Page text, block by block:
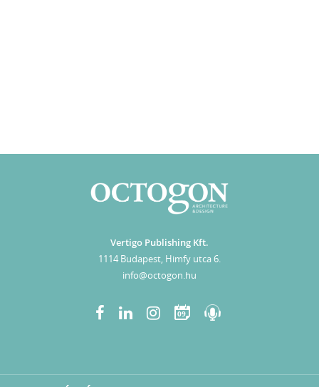
Vertigo Publishing Kft.
1114 Budapest, Himfy utca 6.
info@octogon.hu
09